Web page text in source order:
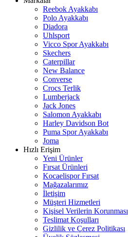
Reebok Ayakkabı
Polo Ayakkabı
Diadora
Uhlsport
Vicco Spor Ayakkabı
Skechers
Caterpillar
New Balance
Converse
Crocs Terlik
Lumberjack
Jack Jones
Salomon Ayakkabı
Harley Davidson Bot
Puma Spor Ayakkabı
Joma
Hızlı Erişim
Yeni Ürünler
Fırsat Ürünleri
Kocaelispor Fırsat
Mağazalarımız
İletişim
Müşteri Hizmetleri
Kişisel Verilerin Korunması
Teslimat Koşulları
Gizlilik ve Çerez Politikası